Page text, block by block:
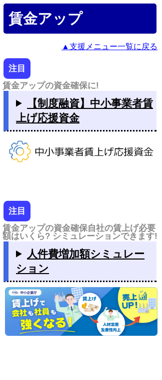
賃金アップ
▲支援メニュー一覧に戻る
注目
賃金アップの資金確保に!
【制度融資】中小事業者賃
上げ応援資金
注目
賃金アップの資金確保自社の賃上げ必要
額はいくら? シミュレーションできます!
人件費増加額シミュレー
ション